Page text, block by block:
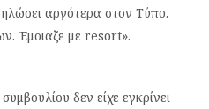
αργότερα στον Τύπο.
Έμοιαζε με resort».
δεν είχε εγκρίνει